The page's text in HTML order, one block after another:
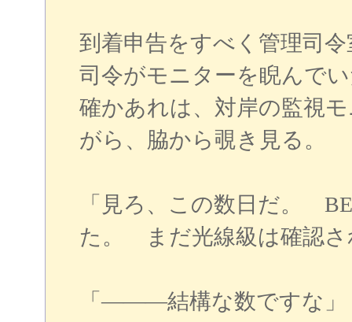
到着申告をすべく管理司
司令がモニターを睨んで
確かあれは、対岸の監視
がら、脇から覗き見る。
「見ろ、この数日だ。
た。 まだ光線級は確認さ
「―――結構な数ですな」